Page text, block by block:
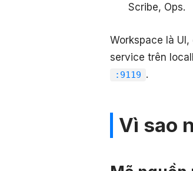
Scribe, Ops.
Workspace là UI,
service trên
:9119 .
Vì sao